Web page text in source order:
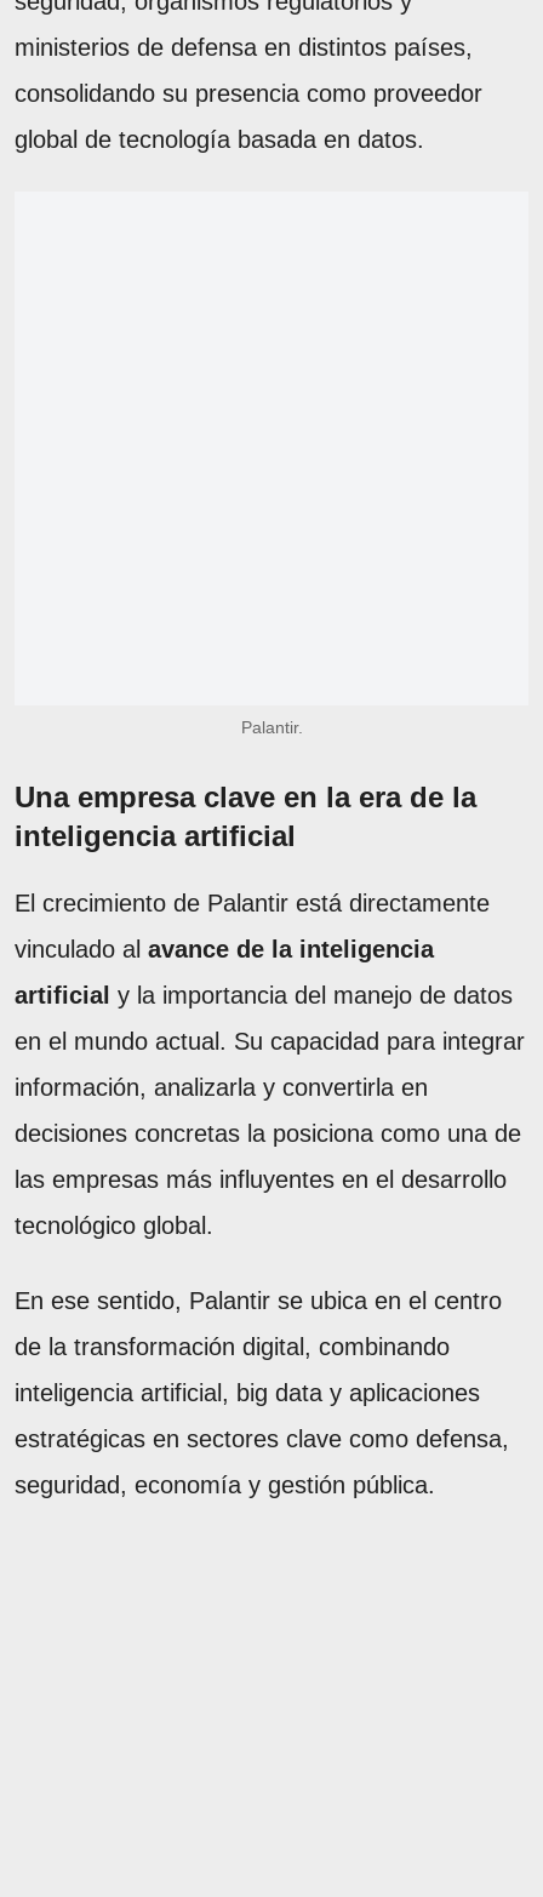
ministerios de defensa en distintos países,
consolidando su presencia como proveedor
global de tecnología basada en datos.
Palantir.
Una empresa clave en la era de la
inteligencia artificial
El crecimiento de Palantir está directamente
vinculado al avance de la inteligencia
artificial y la importancia del manejo de datos
en el mundo actual. Su capacidad para integrar
información, analizarla y convertirla en
decisiones concretas la posiciona como una de
las empresas más influyentes en el desarrollo
tecnológico global.
En ese sentido, Palantir se ubica en el centro
de la transformación digital, combinando
inteligencia artificial, big data y aplicaciones
estratégicas en sectores clave como defensa,
seguridad, economía y gestión pública.